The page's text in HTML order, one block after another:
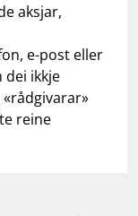
aksjar,
e-post eller
dei ikkje
reine